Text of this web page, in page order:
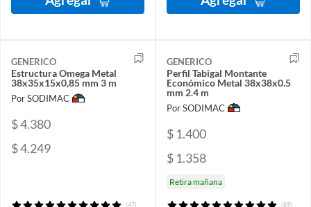
GENERICO
Estructura Omega Metal
38x35x15x0,85 mm 3 m
Por SODIMAC
$ 4.380
$ 4.249
(47)
GENERICO
Perfil Tabigal Montante
Económico Metal 38x38x0.5
mm 2.4 m
Por SODIMAC
$ 1.400
$ 1.358
Retira mañana
(89)